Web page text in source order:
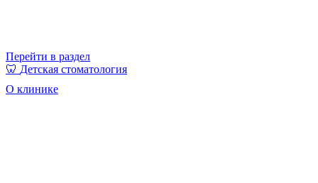
Перейти в раздел
🦷 Детская стоматология
О клинике